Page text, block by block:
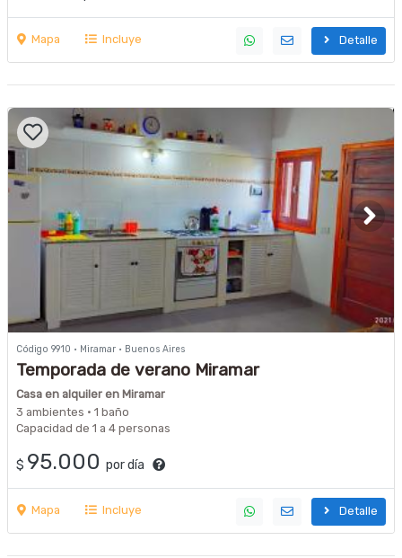
Mapa Incluye Detalle
Código 9910 · Miramar · Buenos Aires
Temporada de verano Miramar
Casa en alquiler en Miramar
3 ambientes · 1 baño
Capacidad de 1 a 4 personas
$ 95.000 por día
Mapa Incluye Detalle